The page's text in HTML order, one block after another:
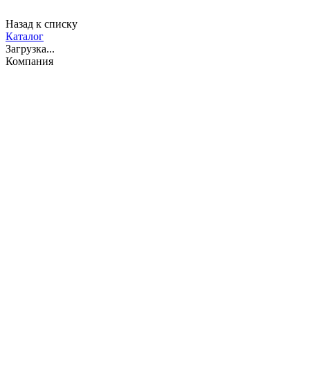
Назад к списку
Каталог
Загрузка...
Компания